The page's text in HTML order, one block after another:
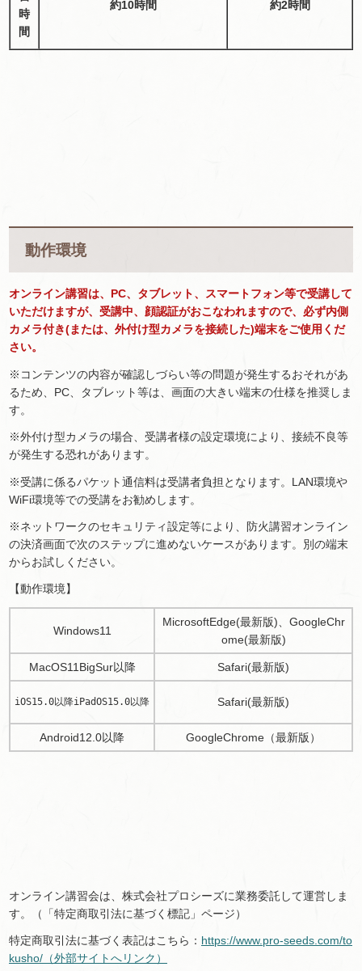
時
間
約10時間 約2時間
動作環境
オンライン講習は、PC、タブレット、スマートフォン等で受講して
いただけますが、受講中、顔認証がおこなわれますので、必ず内側
カメラ付き(または、外付け型カメラを接続した)端末をご使用くだ
さい。
※コンテンツの内容が確認しづらい等の問題が発生するおそれがあ
るため、PC、タブレット等は、画面の大きい端末の仕様を推奨しま
す。
※外付け型カメラの場合、受講者様の設定環境により、接続不良等
が発生する恐れがあります。
※受講に係るパケット通信料は受講者負担となります。LAN環境や
WiFi環境等での受講をお勧めします。
※ネットワークのセキュリティ設定等により、防火講習オンライン
の決済画面で次のステップに進めないケースがあります。別の端末
からお試しください。
【動作環境】
Windows11
MicrosoftEdge(最新版)、GoogleChr
ome(最新版)
MacOS11BigSur以降 Safari(最新版)
iOS15.0以降iPadOS15.0以降 Safari(最新版)
Android12.0以降 GoogleChrome（最新版）
オンライン講習会は、株式会社プロシーズに業務委託して運営しま
す。（「特定商取引法に基づく標記」ページ）
特定商取引法に基づく表記はこちら： https://www.pro-seeds.com/to
kusho/（外部サイトへリンク）